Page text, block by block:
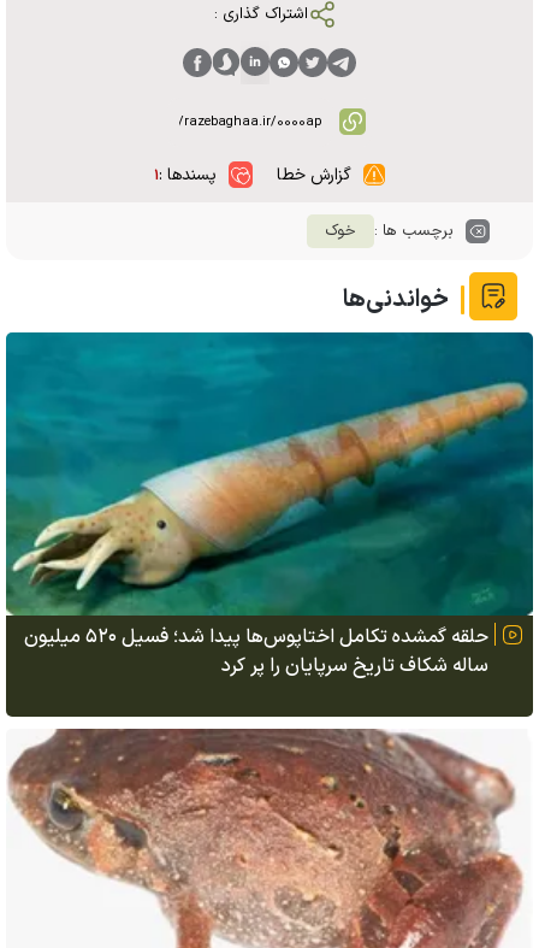
اشتراک گذاری :
گزارش خطا پسندها :۱
برچسب ها : خوک
خواندنی‌ها
حلقه گمشده تکامل اختاپوس‌ها پیدا شد؛ فسیل ۵۲۰ میلیون
ساله شکاف تاریخ سرپایان را پر کرد